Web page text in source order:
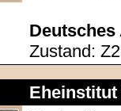
Deutsches
Zustand: Z2